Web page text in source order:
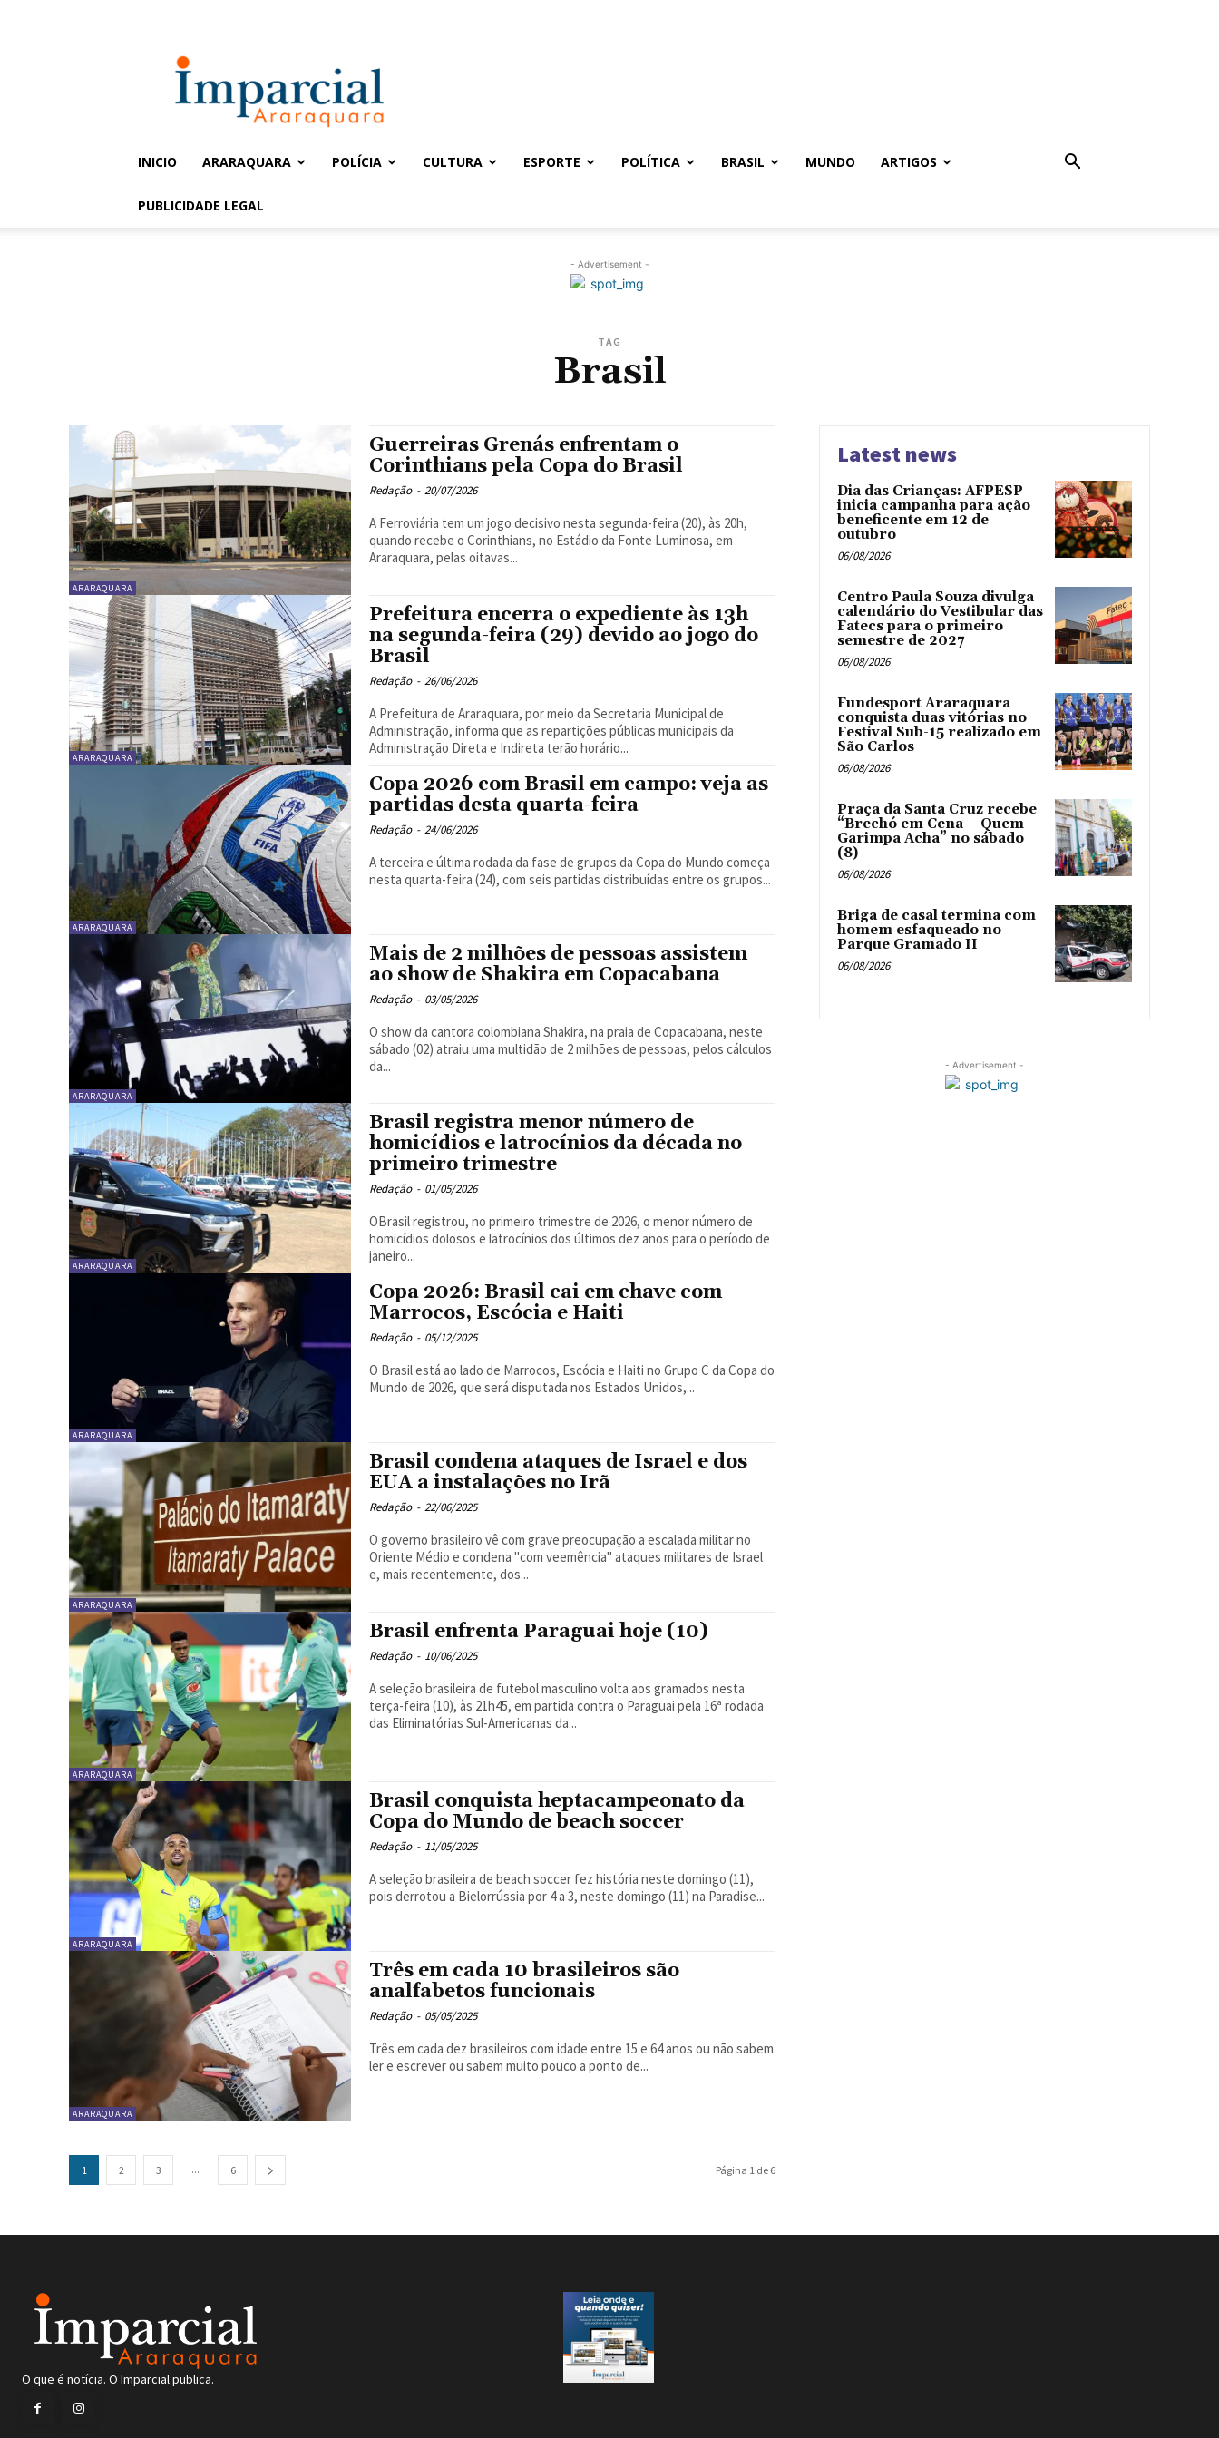
Imparcial
INICIO ARARAQUARA POLÍCIA CULTURA ESPORTE POLÍTICA BRASIL MUNDO ARTIGOS
PUBLICIDADE LEGAL
- Advertisement -
TAG
Brasil
ARARAQUARA
Guerreiras Grenás enfrentam o
Corinthians pela Copa do Brasil
Redação - 20/07/2026
A Ferroviária tem um jogo decisivo nesta segunda-feira (20), às 20h,
quando recebe o Corinthians, no Estádio da Fonte Luminosa, em
Araraquara, pelas oitavas...
ARARAQUARA
Prefeitura encerra o expediente às 13h
na segunda-feira (29) devido ao jogo do
Brasil
Redação - 26/06/2026
A Prefeitura de Araraquara, por meio da Secretaria Municipal de
Administração, informa que as repartições públicas municipais da
Administração Direta e Indireta terão horário...
ARARAQUARA
Copa 2026 com Brasil em campo: veja as
partidas desta quarta-feira
Redação - 24/06/2026
A terceira e última rodada da fase de grupos da Copa do Mundo começa
nesta quarta-feira (24), com seis partidas distribuídas entre os grupos...
ARARAQUARA
Mais de 2 milhões de pessoas assistem
ao show de Shakira em Copacabana
Redação - 03/05/2026
O show da cantora colombiana Shakira, na praia de Copacabana, neste
sábado (02) atraiu uma multidão de 2 milhões de pessoas, pelos cálculos
da...
ARARAQUARA
Brasil registra menor número de
homicídios e latrocínios da década no
primeiro trimestre
Redação - 01/05/2026
OBrasil registrou, no primeiro trimestre de 2026, o menor número de
homicídios dolosos e latrocínios dos últimos dez anos para o período de
janeiro...
ARARAQUARA
Copa 2026: Brasil cai em chave com
Marrocos, Escócia e Haiti
Redação - 05/12/2025
O Brasil está ao lado de Marrocos, Escócia e Haiti no Grupo C da Copa do
Mundo de 2026, que será disputada nos Estados Unidos,...
ARARAQUARA
Brasil condena ataques de Israel e dos
EUA a instalações no Irã
Redação - 22/06/2025
O governo brasileiro vê com grave preocupação a escalada militar no
Oriente Médio e condena "com veemência" ataques militares de Israel
e, mais recentemente, dos...
ARARAQUARA
Brasil enfrenta Paraguai hoje (10)
Redação - 10/06/2025
A seleção brasileira de futebol masculino volta aos gramados nesta
terça-feira (10), às 21h45, em partida contra o Paraguai pela 16ª rodada
das Eliminatórias Sul-Americanas da...
ARARAQUARA
Brasil conquista heptacampeonato da
Copa do Mundo de beach soccer
Redação - 11/05/2025
A seleção brasileira de beach soccer fez história neste domingo (11),
pois derrotou a Bielorrússia por 4 a 3, neste domingo (11) na Paradise...
ARARAQUARA
Três em cada 10 brasileiros são
analfabetos funcionais
Redação - 05/05/2025
Três em cada dez brasileiros com idade entre 15 e 64 anos ou não sabem
ler e escrever ou sabem muito pouco a ponto de...
1 2 3 ... 6 Página 1 de 6
Latest news
Dia das Crianças: AFPESP
inicia campanha para ação
beneficente em 12 de
outubro
06/08/2026
Centro Paula Souza divulga
calendário do Vestibular das
Fatecs para o primeiro
semestre de 2027
06/08/2026
Fundesport Araraquara
conquista duas vitórias no
Festival Sub-15 realizado em
São Carlos
06/08/2026
Praça da Santa Cruz recebe
“Brechó em Cena – Quem
Garimpa Acha” no sábado
(8)
06/08/2026
Briga de casal termina com
homem esfaqueado no
Parque Gramado II
06/08/2026
- Advertisement -
O que é notícia. O Imparcial publica.